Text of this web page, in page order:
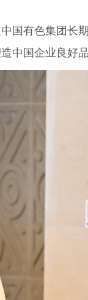
国有色集团长
中国企业良好